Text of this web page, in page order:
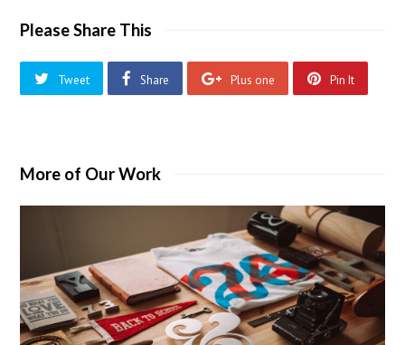
Please Share This
Tweet Share Plus one Pin It
More of Our Work